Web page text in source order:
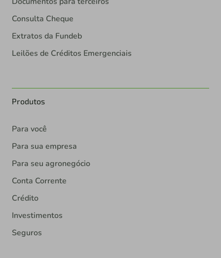
Consulta Cheque
Extratos da Fundeb
Leilões de Créditos Emergenciais
Produtos
Para você
Para sua empresa
Para seu agronegócio
Conta Corrente
Crédito
Investimentos
Seguros